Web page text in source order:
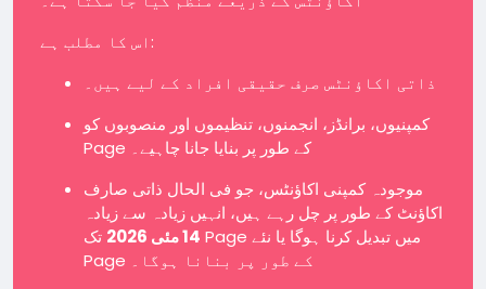
اس کا مطلب ہے:
ذاتی اکاؤنٹس صرف حقیقی افراد کے لیے ہیں۔
کمپنیوں، برانڈز، انجمنوں، تنظیموں اور منصوبوں کو
Page کے طور پر بنایا جانا چاہیے۔
موجودہ کمپنی اکاؤنٹس، جو فی الحال ذاتی صارف
اکاؤنٹ کے طور پر چل رہے ہیں، انہیں زیادہ سے زیادہ
14 مئی 2026
تک Page میں تبدیل کرنا ہوگا یا نئے
Page کے طور پر بنانا ہوگا۔